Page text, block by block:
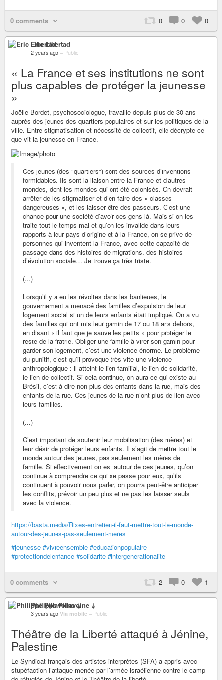
0 comments 0 0 0
Eric Libertad
2 years ago – Public
« La France et ses institutions ne sont
plus capables de protéger la jeunesse
»
Joëlle Bordet, psychosociologue, travaille depuis plus de 30 ans
auprès des jeunes des quartiers populaires et sur les politiques de la
ville. Entre stigmatisation et nécessité de collectif, elle décrypte ce
que vit la jeunesse en France.
Ces jeunes (des "quartiers") sont des sources d’inventions
formidables. Ils sont la liaison entre la France et d’autres
mondes, dont les mondes qui ont été colonisés. On devrait
arrêter de les stigmatiser et d’en faire des « classes
dangereuses », et les laisser être des passeurs. C’est une
chance pour une société d’avoir ces gens-là. Mais si on les
traite tout le temps mal et qu’on les invalide dans leurs
rapports à leur pays d’origine et à la France, on se prive de
personnes qui inventent la France, avec cette capacité de
passage dans des histoires de migrations, des histoires
d’évolution sociale… Je trouve ça très triste.
(...)
Lorsqu’il y a eu les révoltes dans les banlieues, le
gouvernement a menacé des familles d’expulsion de leur
logement social si un de leurs enfants était impliqué. On a vu
des familles qui ont mis leur gamin de 17 ou 18 ans dehors,
en disant « il faut que je sauve les petits » pour protéger le
reste de la fratrie. Obliger une famille à virer son gamin pour
garder son logement, c’est une violence énorme. Le problème
du punitif, c’est qu’il provoque très vite une violence
anthropologique : il atteint le lien familial, le lien de solidarité,
le lien de collectif. Si cela continue, on aura ce qui existe au
Brésil, c’est-à-dire non plus des enfants dans la rue, mais des
enfants de la rue. Ces jeunes de la rue n’ont plus de lien avec
leurs familles.
(...)
C’est important de soutenir leur mobilisation (des mères) et
leur désir de protéger leurs enfants. Il s’agit de mettre tout le
monde autour des jeunes, pas seulement les mères de
famille. Si effectivement on est autour de ces jeunes, qu’on
continue à comprendre ce qui se passe pour eux, qu’ils
continuent à pouvoir nous parler, on pourra peut-être anticiper
les conflits, prévoir un peu plus et ne pas les laisser seuls
avec la violence.
https://basta.media/Rixes-entretien-il-faut-mettre-tout-le-monde-
autour-des-jeunes-pas-seulement-meres
#jeunesse #vivreensemble #educationpopulaire
#protectiondelenfance #solidarite #intergenerationalite
0 comments 2 0 1
Philippe Pillavoine ⏚
3 years ago Via mobile – Public
Théâtre de la Liberté attaqué à Jénine,
Palestine
Le Syndicat français des artistes-interprètes (SFA) a appris avec
stupéfaction l’attaque menée par l’armée israélienne contre le camp